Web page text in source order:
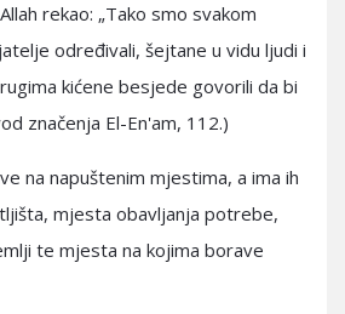
rekao: „Tako smo svakom
određivali, šejtane u vidu ljudi i
kićene besjede govorili da bi
značenja El-En'am, 112.)
na napuštenim mjestima, a ima ih
mjesta obavljanja potrebe,
te mjesta na kojima borave